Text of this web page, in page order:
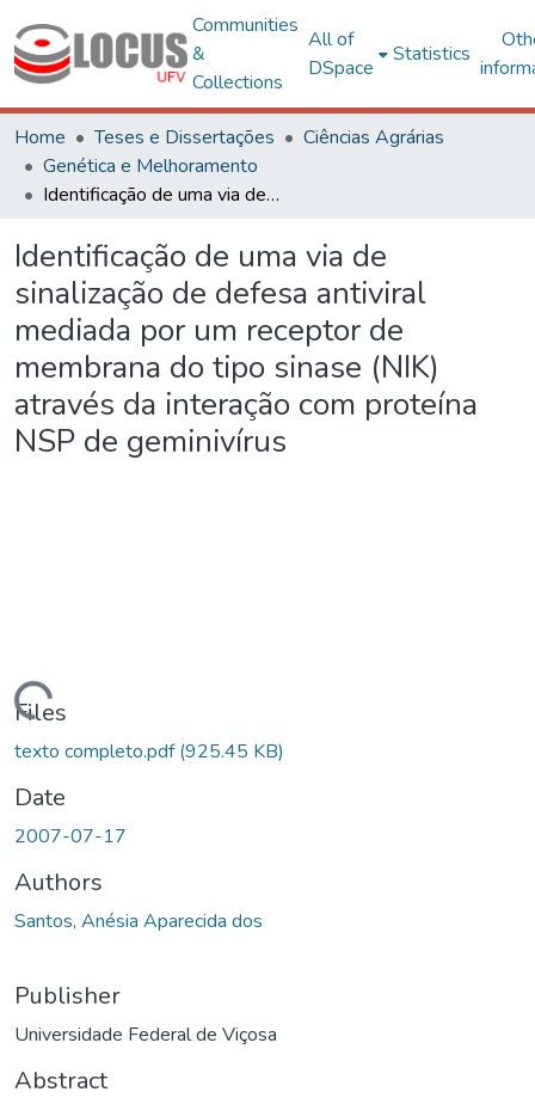
Communities
&
Collections
All of
DSpace
Statistics
Home Teses e Dissertações
Ciências Agrárias
Genética e Melhoramento
Identificação de uma via de sinalização de defesa antiviral mediada por um receptor de membrana do tipo sinase (NIK) através da interação com proteína NSP de geminivírus
Identificação de uma via de
sinalização de defesa antiviral
mediada por um receptor de
membrana do tipo sinase (NIK)
através da interação com proteína
NSP de geminivírus
Files
texto completo.pdf(925.45 KB)
Date
2007-07-17
Authors
Santos, Anésia Aparecida dos
Publisher
Universidade Federal de Viçosa
Abstract